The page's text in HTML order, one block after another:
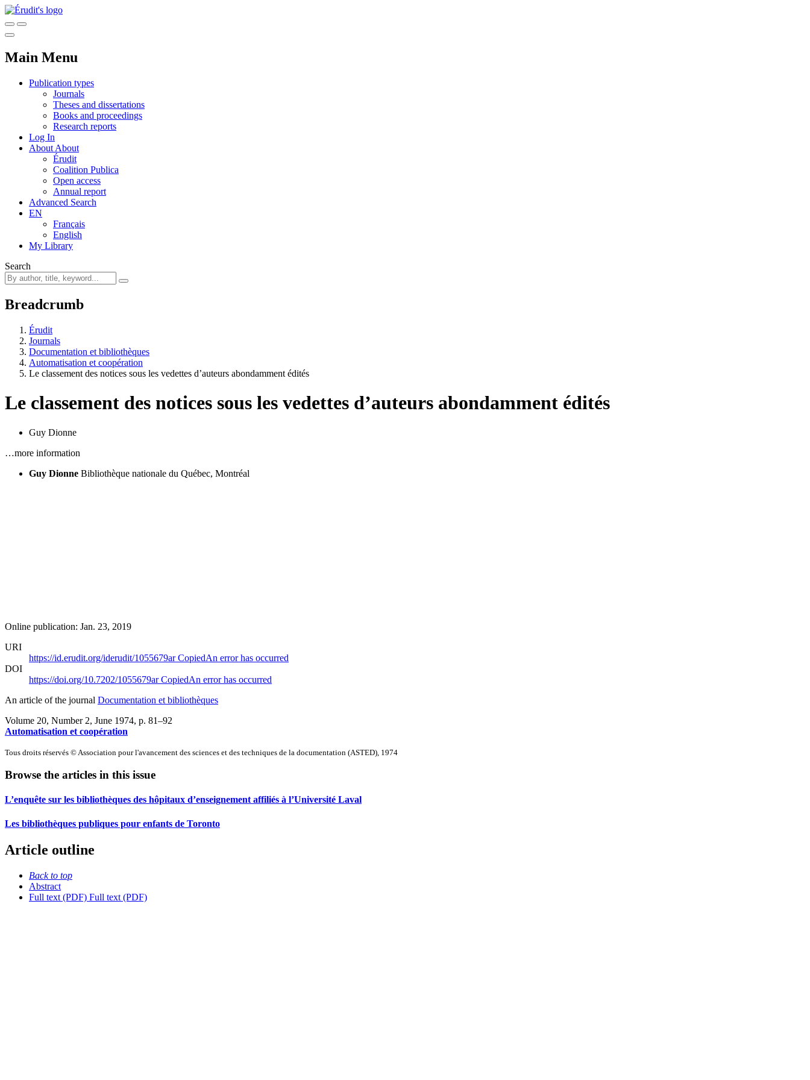
Main Menu
Publication types
Journals
Theses and dissertations
Books and proceedings
Research reports
Log In
About About
Érudit
Coalition Publica
Open access
Annual report
Advanced Search
EN
Français
English
My Library
Search
Breadcrumb
Érudit
Journals
Documentation et bibliothèques
Automatisation et coopération
Le classement des notices sous les vedettes d’auteurs abondamment édités
Le classement des notices sous les vedettes d’auteurs abondamment édités
Guy Dionne
…more information
Guy Dionne Bibliothèque nationale du Québec, Montréal
Online publication: Jan. 23, 2019
URI
https://id.erudit.org/iderudit/1055679arCopiedAn error has occurred
DOI
https://doi.org/10.7202/1055679arCopiedAn error has occurred
An article of the journal Documentation et bibliothèques
Volume 20, Number 2, June 1974, p. 81–92
Automatisation et coopération
Tous droits réservés © Association pour l'avancement des sciences et des techniques de la documentation (ASTED), 1974
Browse the articles in this issue
L’enquête sur les bibliothèques des hôpitaux d’enseignement affiliés à l’Université Laval
Les bibliothèques publiques pour enfants de Toronto
Article outline
Back to top
Abstract
Full text (PDF) Full text (PDF)